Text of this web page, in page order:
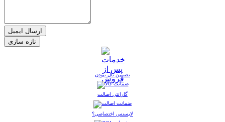
ارسال ایمیل
تضمین نال نبودن
گارانتی اصالت
لایسنس اختصاصی؟